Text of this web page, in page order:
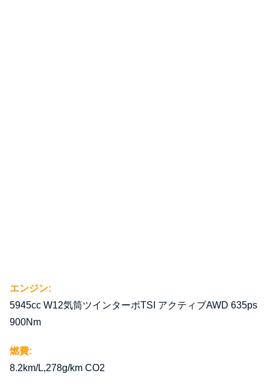
エンジン:
5945cc W12気筒ツインターボTSI アクティブAWD 635ps
900Nm
燃費:
8.2km/L,278g/km CO2